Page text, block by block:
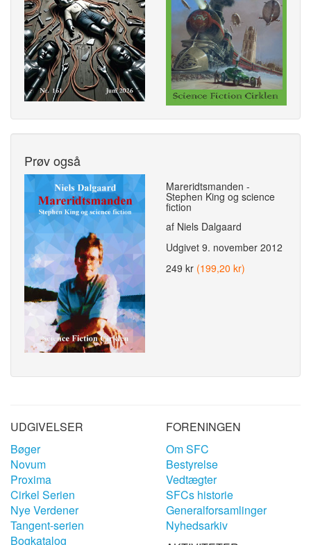
Prøv også
Mareridtsmanden -
Stephen King og science
fiction
af Niels Dalgaard
Udgivet 9. november 2012
249 kr (199,20 kr)
UDGIVELSER
Bøger
Novum
Proxima
Cirkel Serien
Nye Verdener
Tangent-serien
Bogkatalog
FORENINGEN
Om SFC
Bestyrelse
Vedtægter
SFCs historie
Generalforsamlinger
Nyhedsarkiv